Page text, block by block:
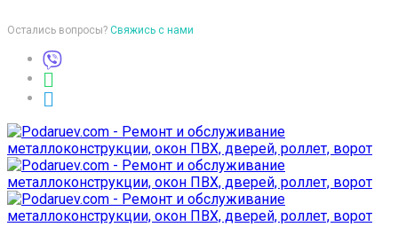
Остались вопросы? Свяжись с нами